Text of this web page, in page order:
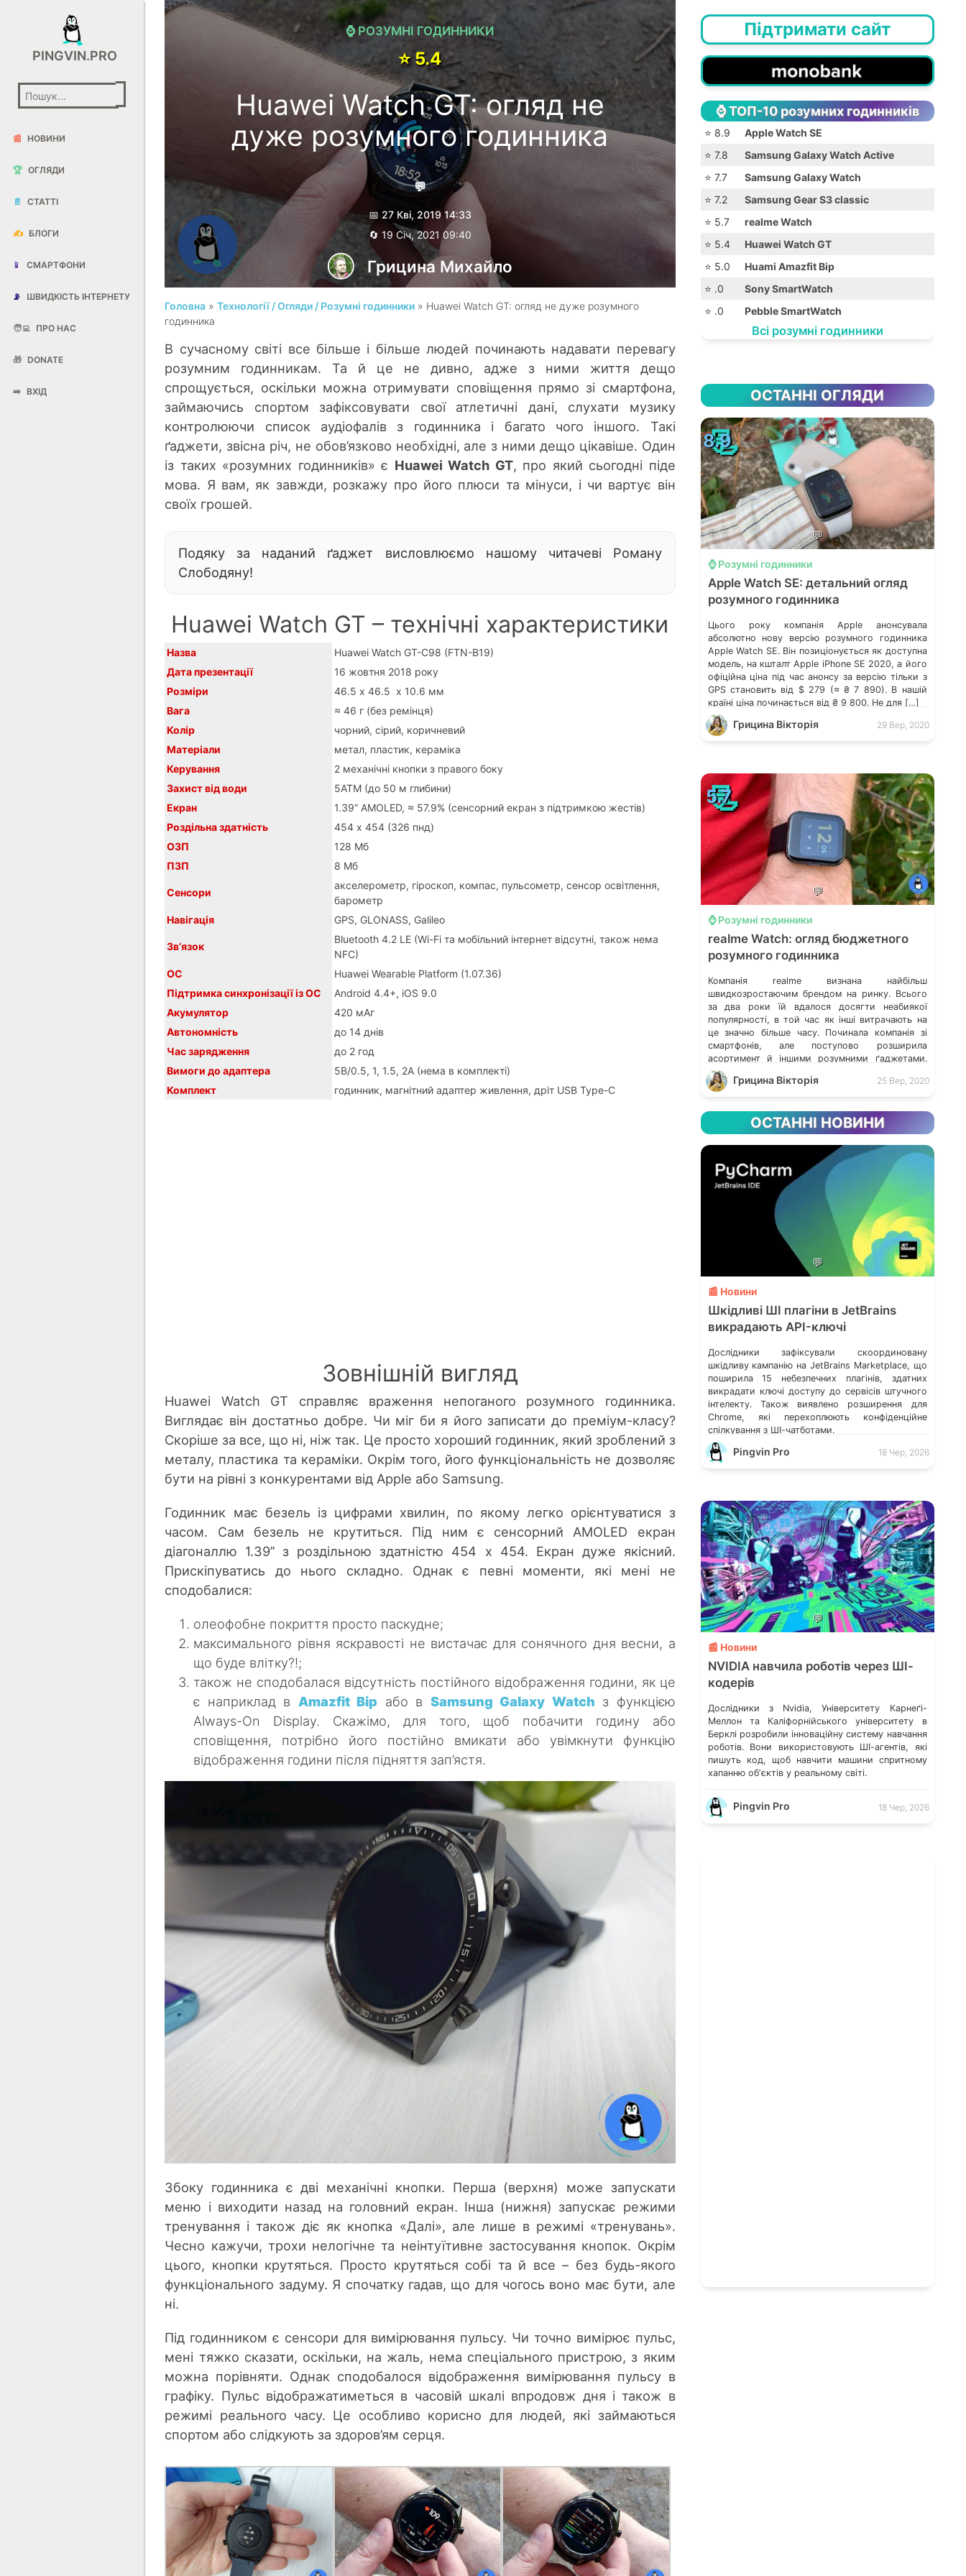
PINGVIN.PRO
📰 НОВИНИ
🏆 ОГЛЯДИ
📄 СТАТТІ
✍️ БЛОГИ
📱 СМАРТФОНИ
📡 ШВИДКІСТЬ ІНТЕРНЕТУ
🧑‍💻 ПРО НАС
🎁 DONATE
➡️ ВХІД
⌚️ РОЗУМНІ ГОДИННИКИ
⭐️ 5.4
Huawei Watch GT: огляд не
дуже розумного годинника
💬
📅 27 Кві, 2019 14:33
🔄 19 Січ, 2021 09:40
Грицина Михайло
Головна »Технології / Огляди / Розумні годинники » Huawei Watch GT: огляд не дуже розумного
годинника
В сучасному світі все більше і більше людей починають надавати перевагу
розумним годинникам. Та й це не дивно, адже з ними життя дещо
спрощується, оскільки можна отримувати сповіщення прямо зі смартфона,
займаючись спортом зафіксовувати свої атлетичні дані, слухати музику
контролюючи список аудіофалів з годинника і багато чого іншого. Такі
ґаджети, звісна річ, не обов’язково необхідні, але з ними дещо цікавіше. Один
із таких «розумних годинників» є Huawei Watch GT, про який сьогодні піде
мова. Я вам, як завжди, розкажу про його плюси та мінуси, і чи вартує він
своїх грошей.
Подяку за наданий ґаджет висловлюємо нашому читачеві Роману
Слободяну!
Huawei Watch GT – технічні характеристики
Назва
Huawei Watch GT-C98 (FTN-B19)
Дата презентації
16 жовтня 2018 року
Розміри
46.5 х 46.5 х 10.6 мм
Вага
≈ 46 г (без ремінця)
Колір
чорний, сірий, коричневий
Матеріали
метал, пластик, кераміка
Керування
2 механічні кнопки з правого боку
Захист від води
5ATM (до 50 м глибини)
Екран
1.39” AMOLED, ≈ 57.9% (сенсорний екран з підтримкою жестів)
Роздільна здатність
454 х 454 (326 пнд)
ОЗП
128 Мб
ПЗП
8 Мб
Сенсори
акселерометр, гіроскоп, компас, пульсометр, сенсор освітлення,
барометр
Навігація
GPS, GLONASS, Galileo
Зв’язок
Bluetooth 4.2 LE (Wi-Fi та мобільний інтернет відсутні, також нема
NFC)
ОС
Huawei Wearable Platform (1.07.36)
Підтримка синхронізації із ОС
Android 4.4+, iOS 9.0
Акумулятор
420 мАг
Автономність
до 14 днів
Час зарядження
до 2 год
Вимоги до адаптера
5В/0.5, 1, 1.5, 2A (нема в комплекті)
Комплект
годинник, магнітний адаптер живлення, дріт USB Type-C
Зовнішній вигляд
Huawei Watch GT справляє враження непоганого розумного годинника.
Виглядає він достатньо добре. Чи міг би я його записати до преміум-класу?
Скоріше за все, що ні, ніж так. Це просто хороший годинник, який зроблений з
металу, пластика та кераміки. Окрім того, його функціональність не дозволяє
бути на рівні з конкурентами від Apple або Samsung.
Годинник має безель із цифрами хвилин, по якому легко орієнтуватися з
часом. Сам безель не крутиться. Під ним є сенсорний AMOLED екран
діагоналлю 1.39’’ з роздільною здатністю 454 х 454. Екран дуже якісний.
Прискіпуватись до нього складно. Однак є певні моменти, які мені не
сподобалися:
олеофобне покриття просто паскудне;
максимального рівня яскравості не вистачає для сонячного дня весни, а
що буде влітку?!;
також не сподобалася відсутність постійного відображення години, як це
є наприклад в Amazfit Bip або в Samsung Galaxy Watch з функцією
Always-On Display. Скажімо, для того, щоб побачити годину або
сповіщення, потрібно його постійно вмикати або увімкнути функцію
відображення години після підняття зап’ястя.
Збоку годинника є дві механічні кнопки. Перша (верхня) може запускати
меню і виходити назад на головний екран. Інша (нижня) запускає режими
тренування і також діє як кнопка «Далі», але лише в режимі «тренувань».
Чесно кажучи, трохи нелогічне та неінтуїтивне застосування кнопок. Окрім
цього, кнопки крутяться. Просто крутяться собі та й все – без будь-якого
функціонального задуму. Я спочатку гадав, що для чогось воно має бути, але
ні.
Під годинником є сенсори для вимірювання пульсу. Чи точно вимірює пульс,
мені тяжко сказати, оскільки, на жаль, нема спеціального пристрою, з яким
можна порівняти. Однак сподобалося відображення вимірювання пульсу в
графіку. Пульс відображатиметься в часовій шкалі впродовж дня і також в
режимі реального часу. Це особливо корисно для людей, які займаються
спортом або слідкують за здоров’ям серця.
Підтримати сайт
⌚️ ТОП-10 розумних годинників
⭐️ 8.9
Apple Watch SE
⭐️ 7.8
Samsung Galaxy Watch Active
⭐️ 7.7
Samsung Galaxy Watch
⭐️ 7.2
Samsung Gear S3 classic
⭐️ 5.7
realme Watch
⭐️ 5.4
Huawei Watch GT
⭐️ 5.0
Huami Amazfit Bip
⭐️ .0
Sony SmartWatch
⭐️ .0
Pebble SmartWatch
Всі розумні годинники
ОСТАННІ ОГЛЯДИ
📃
8.9
💬
⌚️ Розумні годинники
Apple Watch SE: детальний огляд
розумного годинника
Цього року компанія Apple анонсувала
абсолютно нову версію розумного годинника
Apple Watch SE. Він позиціонується як доступна
модель, на кшталт Apple iPhone SE 2020, а його
офіційна ціна під час анонсу за версію тільки з
GPS становить від $ 279 (≈ ₴ 7 890). В нашій
країні ціна починається від ₴ 9 800. Не для […]
Грицина Вікторія 29 Вер, 2020
📃
5.7
💬
⌚️ Розумні годинники
realme Watch: огляд бюджетного
розумного годинника
Компанія realme визнана найбільш
швидкозростаючим брендом на ринку. Всього
за два роки їй вдалося досягти неабиякої
популярності, в той час як інші витрачають на
це значно більше часу. Починала компанія зі
смартфонів, але поступово розширила
асортимент й іншими розумними ґаджетами.
Цього року був запущений мобільний
застосунок realme Link, який є центром
Грицина Вікторія 25 Вер, 2020
ОСТАННІ НОВИНИ
💬
📰 Новини
Шкідливі ШІ плагіни в JetBrains
викрадають API-ключі
Дослідники зафіксували скоординовану
шкідливу кампанію на JetBrains Marketplace, що
поширила 15 небезпечних плагінів, здатних
викрадати ключі доступу до сервісів штучного
інтелекту. Також виявлено розширення для
Chrome, які перехоплюють конфіденційне
спілкування з ШІ-чатботами.
Pingvin Pro 18 Чер, 2026
💬
📰 Новини
NVIDIA навчила роботів через ШІ-
кодерів
Дослідники з Nvidia, Університету Карнеґі-
Меллон та Каліфорнійського університету в
Берклі розробили інноваційну систему навчання
роботів. Вони використовують ШІ-агентів, які
пишуть код, щоб навчити машини спритному
хапанню обʼєктів у реальному світі.
Pingvin Pro 18 Чер, 2026